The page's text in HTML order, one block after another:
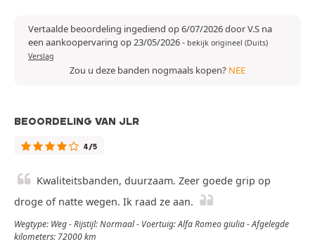
Vertaalde beoordeling ingediend op 6/07/2026 door V.S na
een aankoopervaring op 23/05/2026- bekijk origineel (Duits)
Verslag
Zou u deze banden nogmaals kopen? NEE
BEOORDELING VAN JLR
4/5
Kwaliteitsbanden, duurzaam. Zeer goede grip op
droge of natte wegen. Ik raad ze aan.
Wegtype: Weg - Rijstijl: Normaal - Voertuig: Alfa Romeo giulia - Afgelegde
kilometers: 72000 km